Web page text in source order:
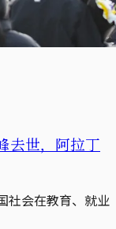
世，阿拉丁
社会在教育、就业